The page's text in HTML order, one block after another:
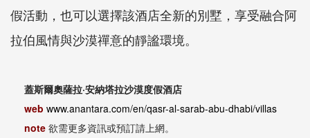
假活動，也可以選擇該酒店全新的別墅，享受融合阿
拉伯風情與沙漠禪意的靜謐環境。
蓋斯爾奧薩拉·安納塔拉沙漠度假酒店
web www.anantara.com/en/qasr-al-sarab-abu-dhabi/villas
note 欲需更多資訊或預訂請上網。